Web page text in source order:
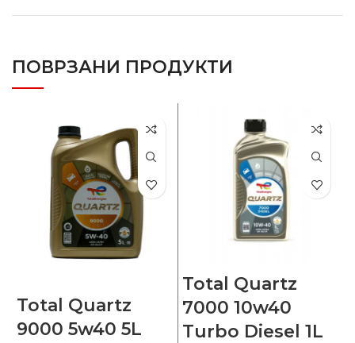
ПОВРЗАНИ ПРОДУКТИ
Total Quartz
9000 5w40 5L
Total Quartz
7000 10w40
Turbo Diesel 1L